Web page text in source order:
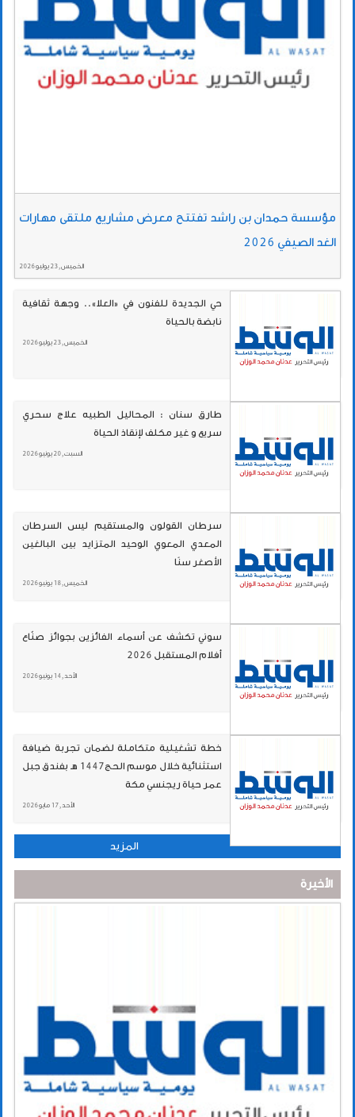
مؤسسة حمدان بن راشد تفتتح معرض مشاريع ملتقى مهارات
الغد الصيفي 2026
الخميس , 23 يوليو 2026
حي الجديدة للفنون في «العلا».. وجهة ثقافية
نابضة بالحياة
الخميس , 23 يوليو 2026
طارق سنان : المحاليل الطبيه علاج سحري
سريع و غير مكلف لإنقاذ الحياة
السبت , 20 يونيو 2026
سرطان القولون والمستقيم ليس السرطان
المعدي المعوي الوحيد المتزايد بين البالغين
الأصغر سنًا
الخميس , 18 يونيو 2026
سوني تكشف عن أسماء الفائزين بجوائز صنّاع
أفلام المستقبل 2026
الأحد , 14 يونيو 2026
خطة تشغيلية متكاملة لضمان تجربة ضيافة
استثنائية خلال موسم الحج1447 هـ بفندق جبل
عمر حياة ريجنسي مكة
الأحد , 17 مايو 2026
المزيد
الأخيرة